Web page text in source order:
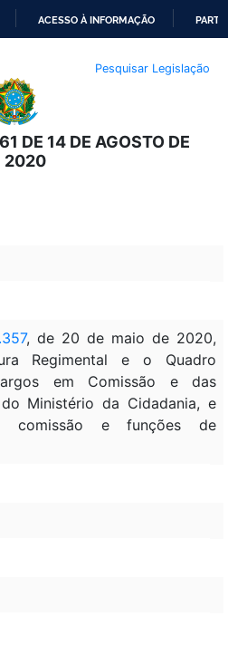
O
CONTEÚDO
ACESSO À INFORMAÇÃO
Pesquisar Legislação
DE 14 DE AGOSTO DE
2020
, de 20 de maio de 2020,
Regimental e o Quadro
em Comissão e das
Ministério da Cidadania, e
comissão e funções de